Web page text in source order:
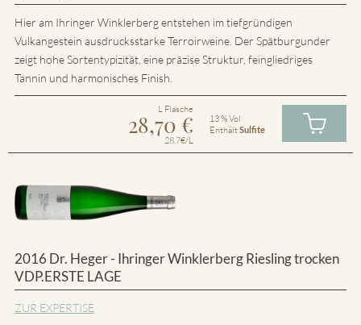
Hier am Ihringer Winklerberg entstehen im tiefgründigen
Vulkangestein ausdrucksstarke Terroirweine. Der Spätburgunder
zeigt hohe Sortentypizität, eine präzise Struktur, feingliedriges
Tannin und harmonisches Finish.
L Flasche
28,70 €
28.7€/L
13 % Vol
EnthältSulfite
2016 Dr. Heger - Ihringer Winklerberg Riesling trocken
VDP.ERSTE LAGE
ZUR EXPERTISE